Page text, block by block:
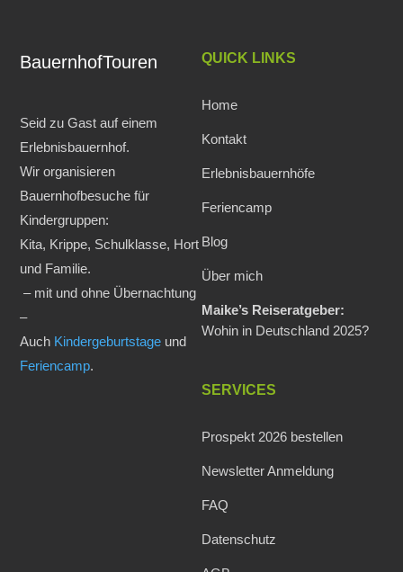
BauernhofTouren
Seid zu Gast auf einem
Erlebnisbauernhof.
Wir organisieren
Bauernhofbesuche für
Kindergruppen:
Kita, Krippe, Schulklasse, Hort
und Familie.
– mit und ohne Übernachtung
–
Auch Kindergeburtstage und
Feriencamp.
QUICK LINKS
Home
Kontakt
Erlebnisbauernhöfe
Feriencamp
Blog
Über mich
Maike’s Reiseratgeber:
Wohin in Deutschland 2025?
SERVICES
Prospekt 2026 bestellen
Newsletter Anmeldung
FAQ
Datenschutz